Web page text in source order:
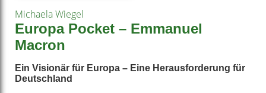
Michaela Wiegel
Europa Pocket – Emmanuel
Macron
Ein Visionär für Europa – Eine Herausforderung für
Deutschland